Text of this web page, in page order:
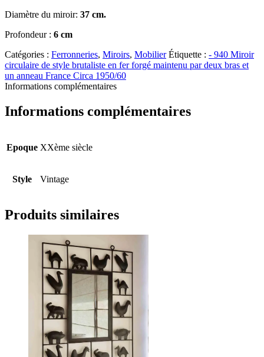
Diamètre du miroir: 37 cm.
Profondeur : 6 cm
Catégories : Ferronneries, Miroirs, Mobilier Étiquette : - 940 Miroir
circulaire de style brutaliste en fer forgé maintenu par deux bras et
un anneau France Circa 1950/60
Informations complémentaires
Informations complémentaires
Epoque XXème siècle
Style Vintage
Produits similaires